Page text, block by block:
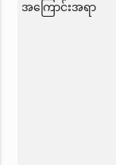
အကြောင်းအရာ